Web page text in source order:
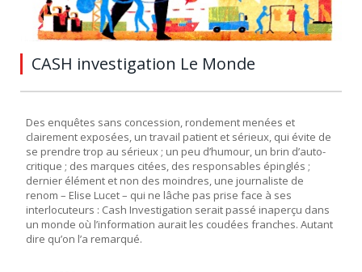
CASH investigation Le Monde
Des enquêtes sans concession, rondement menées et
clairement exposées, un travail patient et sérieux, qui évite de
se prendre trop au sérieux ; un peu d’humour, un brin d’auto-
critique ; des marques citées, des responsables épinglés ;
dernier élément et non des moindres, une journaliste de
renom – Elise Lucet – qui ne lâche pas prise face à ses
interlocuteurs : Cash Investigation serait passé inaperçu dans
un monde où l’information aurait les coudées franches. Autant
dire qu’on l’a remarqué.